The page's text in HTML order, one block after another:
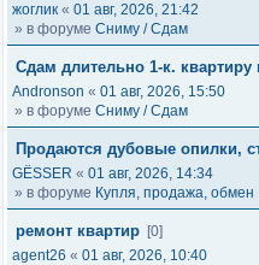
жоглик « 01 авг, 2026, 21:42
» в форуме Сниму / Сдам
Сдам длительно 1-к.
Andronson « 01 авг, 2026, 15:50
» в форуме Сниму / Сдам
Продаются дубовые опилки,
GЁSSER « 01 авг, 2026, 14:34
» в форуме Купля, продажа, обмен
ремонт квартир [0]
agent26 « 01 авг, 2026, 10:40